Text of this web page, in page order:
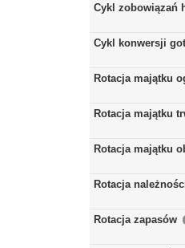
Cykl zobowiązań
Cykl konwersji
Rotacja majątku
Rotacja majątku
Rotacja majątku
Rotacja
Rotacja zapasów